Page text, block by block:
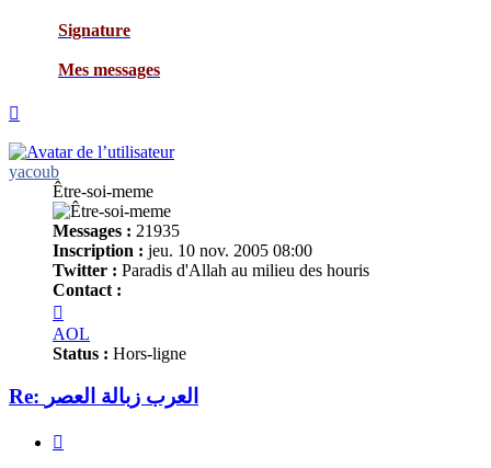
Signature
Mes messages
yacoub
Être-soi-meme
Messages : 21935
Inscription : jeu. 10 nov. 2005 08:00
Twitter : Paradis d'Allah au milieu des houris
Contact :
yacoub
AOL
Status : Hors-ligne
Re: العرب زبالة العصر